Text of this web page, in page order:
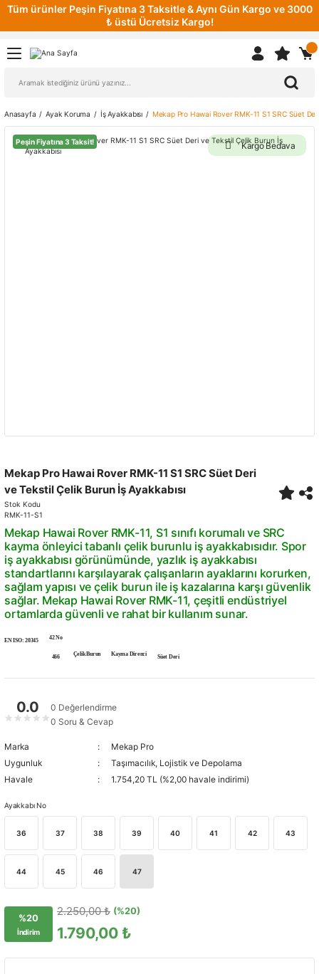
Tüm ürünler Peşin Fiyatına 3 Taksitle & Aynı Gün Kargo ve 3000
₺ üstü Ücretsiz Kargo!
Anasayfa Ayak Koruma İş Ayakkabısı Mekap Pro Hawai Rover RMK-11 S1 SRC Süet
Peşin Fiyatına 3 Taksit! Kargo Bedava
Mekap Pro Hawai Rover RMK-11 S1 SRC Süet Deri
ve Tekstil Çelik Burun İş Ayakkabısı
Stok Kodu
RMK-11-S1
Mekap Hawai Rover RMK-11, S1 sınıfı korumalı ve SRC
kayma önleyici tabanlı çelik burunlu iş ayakkabısıdır. Spor
iş ayakkabısı görünümünde, yazlık iş ayakkabısı
standartlarını karşılayarak çalışanların ayaklarını korurken,
sağlam yapısı ve çelik burun ile iş kazalarına karşı güvenlik
sağlar. Mekap Hawai Rover RMK-11, çeşitli endüstriyel
ortamlarda güvenli ve rahat bir kullanım sunar.
EN ISO: 20345 42 No
466 Çelik Burun Kayma Direnci Süet Deri
0.0
★ ★ ★ ★ ★
0 Değerlendirme
0 Soru & Cevap
Marka
Mekap Pro
Uygunluk
Taşımacılık, Lojistik ve Depolama
Havale
1.754,20 TL (%2,00 havale indirimi)
Ayakkabı No
36 37 38 39 40 41 42 43
44 45 46 47
%20
İndirim
2.250,00 ₺ (%20)
1.790,00 ₺